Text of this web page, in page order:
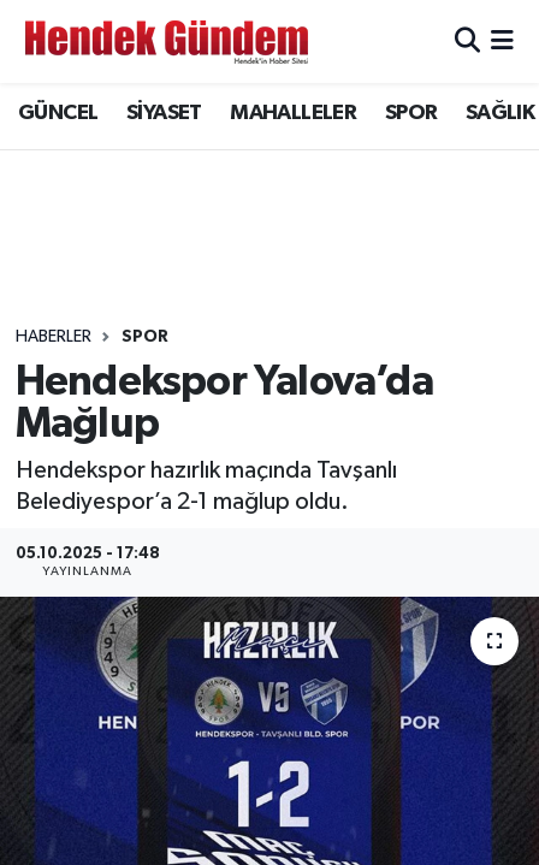
GÜNCEL SİYASET MAHALLELER SPOR SAĞLIK
HABERLER SPOR
Hendekspor Yalova’da
Mağlup
Hendekspor hazırlık maçında Tavşanlı
Belediyespor’a 2-1 mağlup oldu.
05.10.2025 - 17:48
YAYINLANMA
Sakarya Hava Durumu
Süper Lig Puan Durumu ve Fikstür
Tüm Manşetler
Son Dakika Haberleri
Haber Arşivi